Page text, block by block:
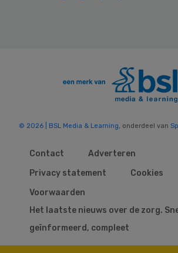
© 2026 | BSL Media & Learning, onderdeel van
Contact
Adverteren
Privacy statement
Cookies
Voorwaarden
Het laatste nieuws over de zorg.
geïnformeerd, compleet